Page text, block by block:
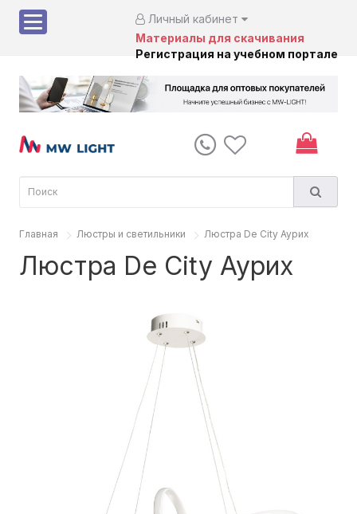
Личный кабинет
Материалы для скачивания
Регистрация на учебном портале
Главная Люстры и светильники Люстра De City Аурих
Люстра De City Аурих